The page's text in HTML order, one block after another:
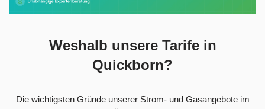
Weshalb unsere Tarife in
Quickborn?
Die wichtigsten Gründe unserer Strom- und Gasangebote im